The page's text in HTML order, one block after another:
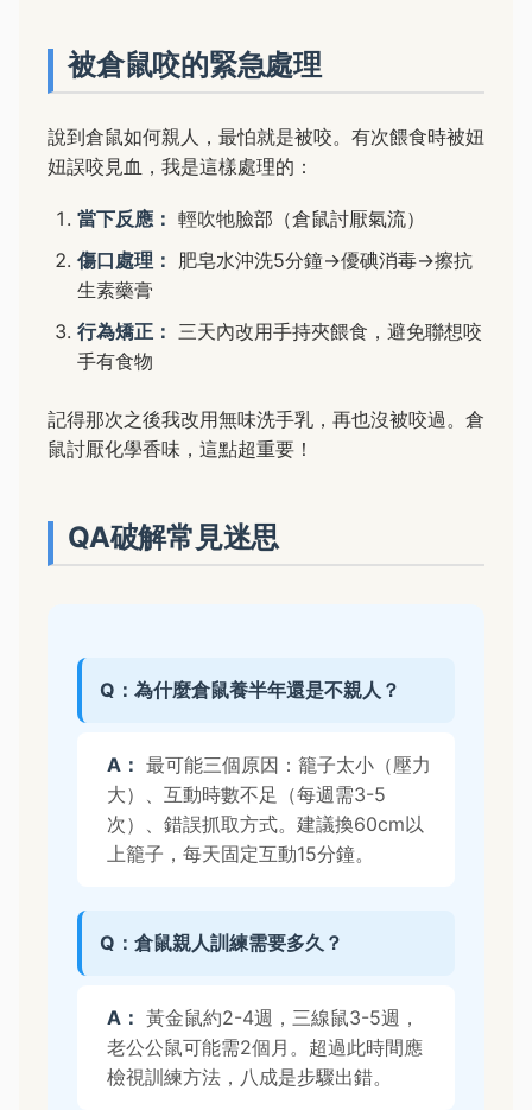
被倉鼠咬的緊急處理
說到倉鼠如何親人，最怕就是被咬。有次餵食時被妞
妞誤咬見血，我是這樣處理的：
當下反應： 輕吹牠臉部（倉鼠討厭氣流）
傷口處理： 肥皂水沖洗5分鐘→優碘消毒→擦抗
生素藥膏
行為矯正： 三天內改用手持夾餵食，避免聯想咬
手有食物
記得那次之後我改用無味洗手乳，再也沒被咬過。倉
鼠討厭化學香味，這點超重要！
QA破解常見迷思
Q：為什麼倉鼠養半年還是不親人？
A： 最可能三個原因：籠子太小（壓力
大）、互動時數不足（每週需3-5
次）、錯誤抓取方式。建議換60cm以
上籠子，每天固定互動15分鐘。
Q：倉鼠親人訓練需要多久？
A： 黃金鼠約2-4週，三線鼠3-5週，
老公公鼠可能需2個月。超過此時間應
檢視訓練方法，八成是步驟出錯。